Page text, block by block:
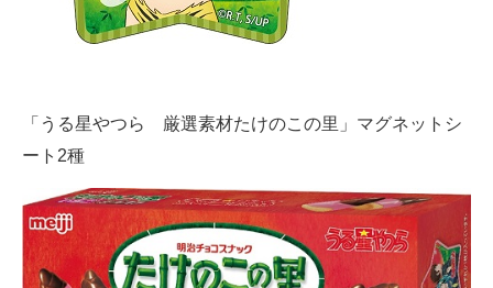
「うる星やつら 厳選素材たけのこの里」マグネットシ
ート2種